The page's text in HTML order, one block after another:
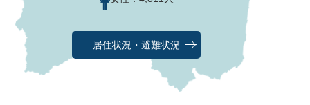
居住状況・避難状況